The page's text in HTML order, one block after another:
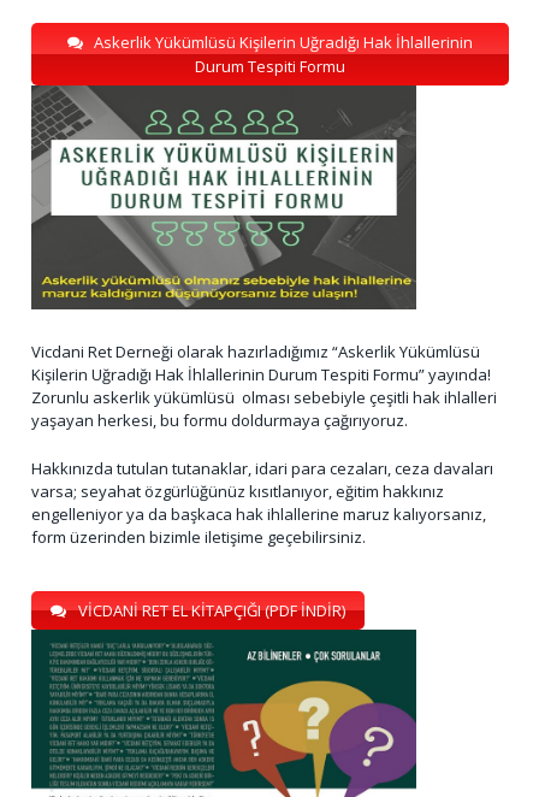
Askerlik Yükümlüsü Kişilerin Uğradığı Hak İhlallerinin
Durum Tespiti Formu
Vicdani Ret Derneği olarak hazırladığımız “Askerlik Yükümlüsü
Kişilerin Uğradığı Hak İhlallerinin Durum Tespiti Formu” yayında!
Zorunlu askerlik yükümlüsü olması sebebiyle çeşitli hak ihlalleri
yaşayan herkesi, bu formu doldurmaya çağırıyoruz.
Hakkınızda tutulan tutanaklar, idari para cezaları, ceza davaları
varsa; seyahat özgürlüğünüz kısıtlanıyor, eğitim hakkınız
engelleniyor ya da başkaca hak ihlallerine maruz kalıyorsanız,
form üzerinden bizimle iletişime geçebilirsiniz.
VİCDANİ RET EL KİTAPÇIĞI (PDF İNDİR)